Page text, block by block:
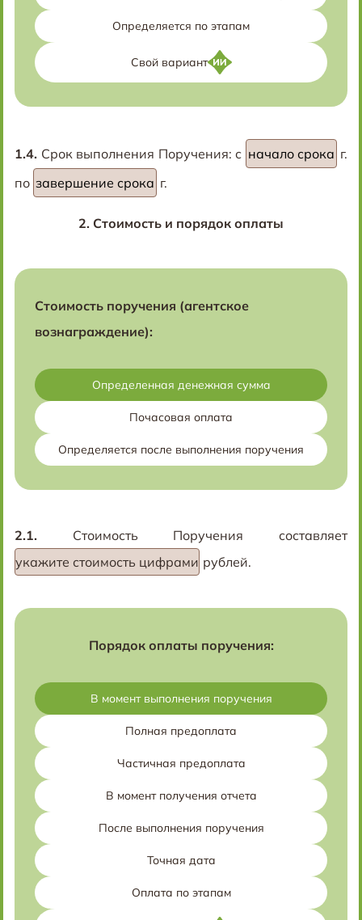
Определяется по этапам
Свой вариант
1.4. Срок выполнения Поручения: с
г.
по
г.
2. Стоимость и порядок оплаты
Стоимость поручения (агентское
вознаграждение):
Определенная денежная сумма
Почасовая оплата
Определяется после выполнения поручения
2.1. Стоимость Поручения составляет
укажите стоимость цифрами рублей.
Порядок оплаты поручения:
В момент выполнения поручения
Полная предоплата
Частичная предоплата
В момент получения отчета
После выполнения поручения
Точная дата
Оплата по этапам